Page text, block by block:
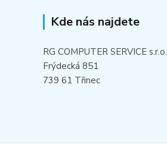
Kde nás najdete
RG COMPUTER SERVICE s.r.o.
Frýdecká 851
739 61 Třinec